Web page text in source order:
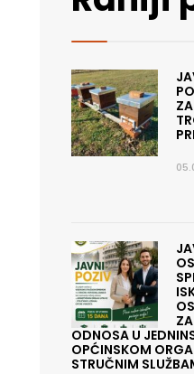
ODNOSA U
OPĆINSKOM
STRUČNIM